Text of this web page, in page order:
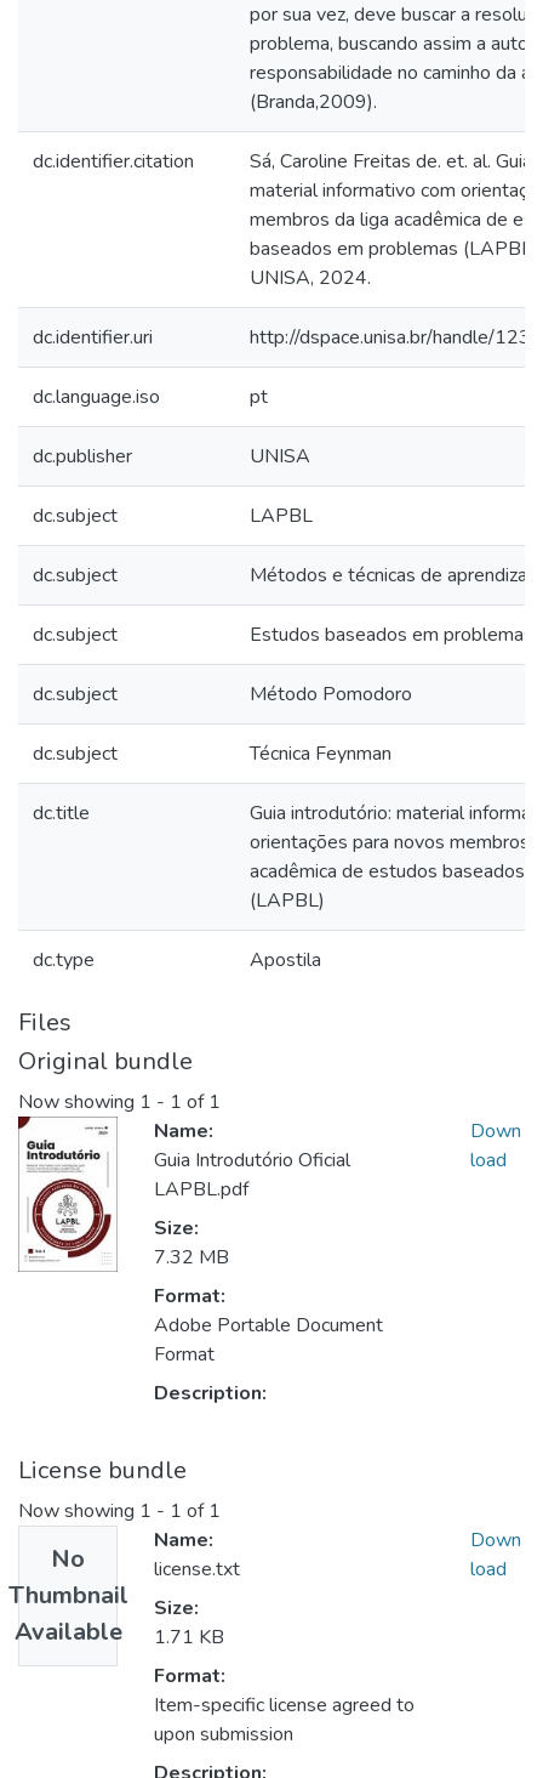
por sua vez, deve buscar a
problema, buscando assim a
responsabilidade no caminho da
(Branda,2009).
dc.identifier.citation
Sá, Caroline Freitas de. et. al. Guia
material informativo com
membros da liga acadêmica de
baseados em problemas
UNISA, 2024.
dc.identifier.uri http://dspace.unisa.br/handle/
dc.language.iso pt
dc.publisher UNISA
dc.subject LAPBL
dc.subject Métodos e técnicas de
dc.subject Estudos baseados em problemas
dc.subject Método Pomodoro
dc.subject Técnica Feynman
dc.title
Guia introdutório: material
orientações para novos membros
acadêmica de estudos baseados
(LAPBL)
dc.type Apostila
Files
Original bundle
Now showing 1 - 1 of 1
Name:
Guia Introdutório Oficial
LAPBL.pdf
Size:
7.32 MB
Format:
Adobe Portable Document
Format
Description:
Down
load
License bundle
Now showing 1 - 1 of 1
No
Thumbnail
Available
Name:
license.txt
Size:
1.71 KB
Format:
Item-specific license agreed to
upon submission
Down
load